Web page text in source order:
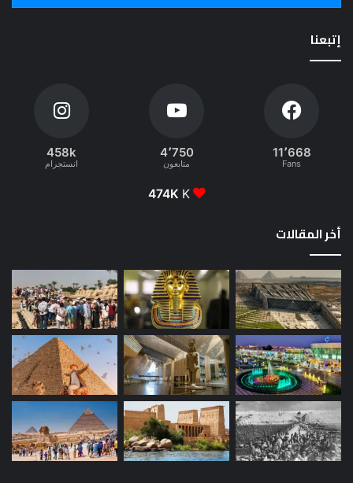
إتبعنا
11٬668
Fans
4٬750
متابعون
458k
انستجرام
474K K
أخر المقالات